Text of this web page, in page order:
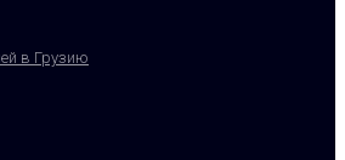
в Грузию